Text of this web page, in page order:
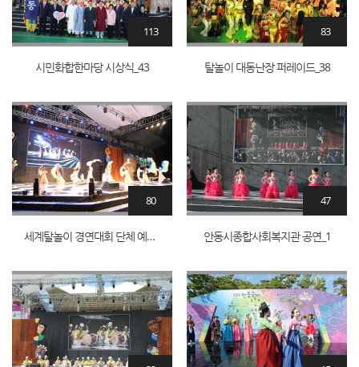
시민화합한마당 시상식_43
113
탈놀이 대동난장 퍼레이드_38
83
세계탈놀이 경연대회 단체 예선_1
80
안동시종합사회복지관 공연_1
47